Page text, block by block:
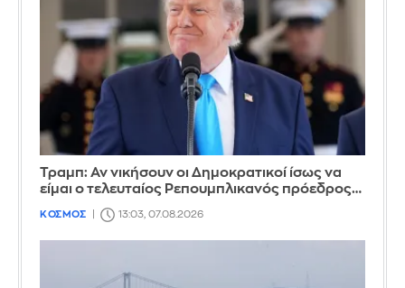
Τραμπ: Αν νικήσουν οι Δημοκρατικοί ίσως να
είμαι ο τελευταίος Ρεπουμπλικανός πρόεδρος…
ΚΟΣΜΟΣ 13:03, 07.08.2026